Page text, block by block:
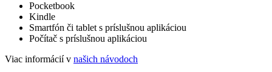
Pocketbook
Kindle
Smartfón či tablet s príslušnou aplikáciou
Počítač s príslušnou aplikáciou
Viac informácií v našich návodoch